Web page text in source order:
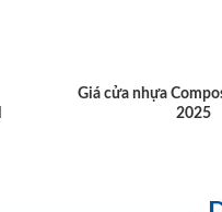
Giá cửa nhựa
2025